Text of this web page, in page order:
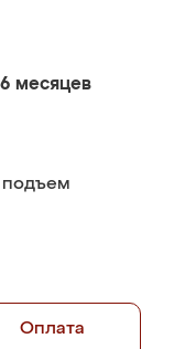
месяцев
подъем
Оплата